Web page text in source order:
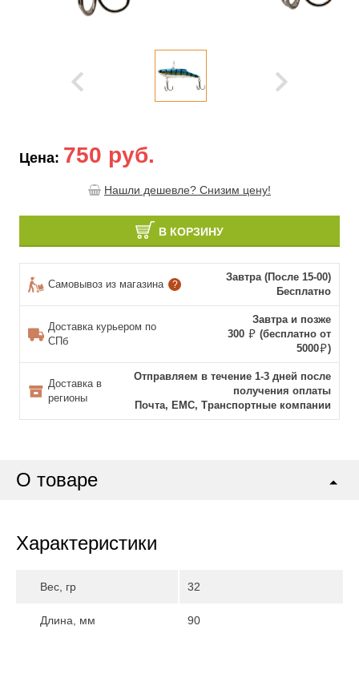
Цена: 750 руб.
Нашли дешевле? Снизим цену!
В КОРЗИНУ
Самовывоз из магазина ?
Завтра (После 15-00)
Бесплатно
Доставка курьером по
СПб
Завтра и позже
300
(бесплатно от
5000
)
Доставка в
регионы
Отправляем в течение 1-3 дней после
получения оплаты
Почта, ЕМС, Транспортные компании
О товаре
Характеристики
Вес, гр 32
Длина, мм 90